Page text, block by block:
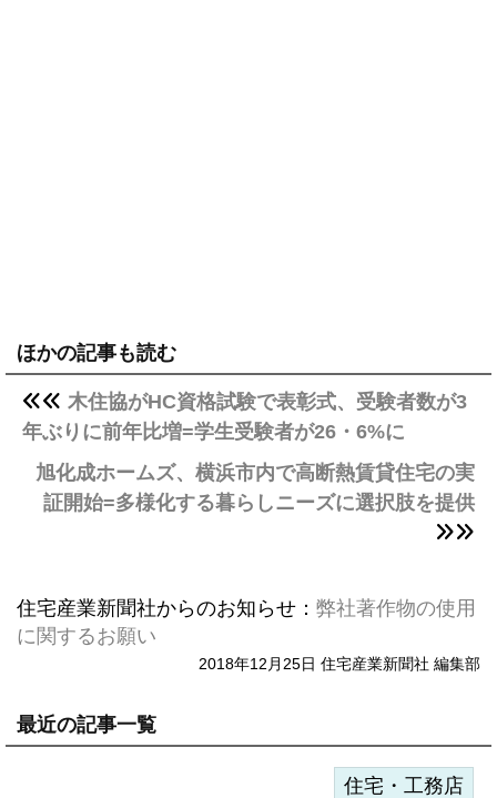
ほかの記事も読む
木住協がHC資格試験で表彰式、受験者数が3
年ぶりに前年比増=学生受験者が26・6%に
旭化成ホームズ、横浜市内で高断熱賃貸住宅の実
証開始=多様化する暮らしニーズに選択肢を提供
住宅産業新聞社からのお知らせ： 弊社著作物の使用
に関するお願い
2018年12月25日 住宅産業新聞社 編集部
最近の記事一覧
住宅・工務店